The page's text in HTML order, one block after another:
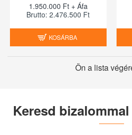
1.950.000 Ft + Áfa
Brutto: 2.476.500 Ft
KOSÁRBA
Ön a lista
Keresd